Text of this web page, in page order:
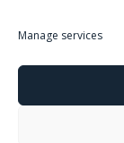
Manage services
+43 660